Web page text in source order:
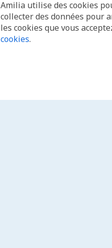
Amilia utilise des cookies
collecter des données pour
les cookies que vous
cookies.